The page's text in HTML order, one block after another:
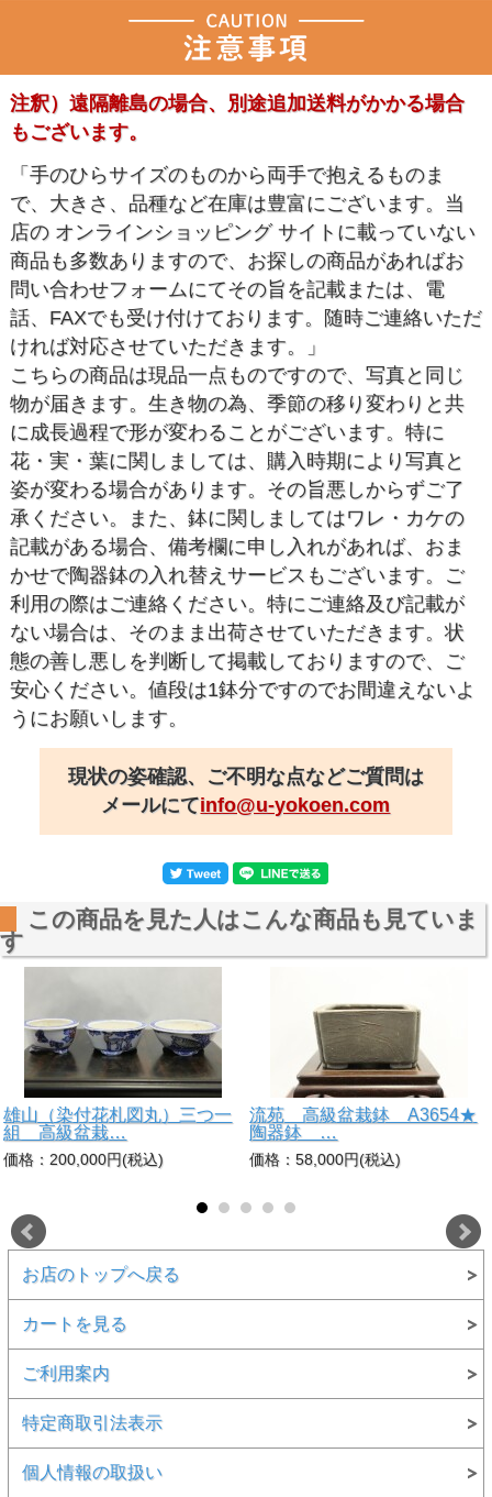
注釈）遠隔離島の場合、別途追加送料がかかる場合
もございます。
「手のひらサイズのものから両手で抱えるものま
で、大きさ、品種など在庫は豊富にございます。当
店の オンラインショッピング サイトに載っていない
商品も多数ありますので、お探しの商品があればお
問い合わせフォームにてその旨を記載または、電
話、FAXでも受け付けております。随時ご連絡いただ
ければ対応させていただきます。」
こちらの商品は現品一点ものですので、写真と同じ
物が届きます。生き物の為、季節の移り変わりと共
に成長過程で形が変わることがございます。特に
花・実・葉に関しましては、購入時期により写真と
姿が変わる場合があります。その旨悪しからずご了
承ください。また、鉢に関しましてはワレ・カケの
記載がある場合、備考欄に申し入れがあれば、おま
かせで陶器鉢の入れ替えサービスもございます。ご
利用の際はご連絡ください。特にご連絡及び記載が
ない場合は、そのまま出荷させていただきます。状
態の善し悪しを判断して掲載しておりますので、ご
安心ください。値段は1鉢分ですのでお間違えないよ
うにお願いします。
現状の姿確認、ご不明な点などご質問は
メールにてinfo@u-yokoen.com
この商品を見た人はこんな商品も見ていま
す
雄山（染付花札図丸）三つ一
組 高級盆栽…
価格：200,000円(税込)
流苑 高級盆栽鉢 A3654★
陶器鉢 …
価格：58,000円(税込)
お店のトップへ戻る
カートを見る
ご利用案内
特定商取引法表示
個人情報の取扱い